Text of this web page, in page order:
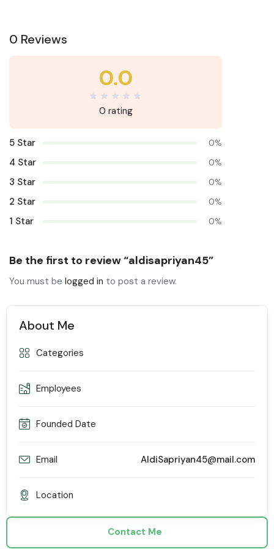
0 Reviews
0.0
0 rating
5 Star 0%
4 Star 0%
3 Star 0%
2 Star 0%
1 Star 0%
Be the first to review “aldisapriyan45”
You must be logged in to post a review.
About Me
Categories
Employees
Founded Date
Email AldiSapriyan45@mail.com
Location
Contact Me